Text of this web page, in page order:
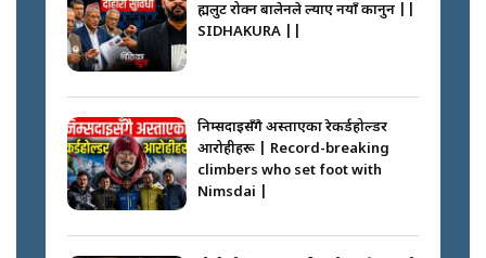
ब्रह्मलुट रोक्न बालेनले ल्याए नयाँ कानुन ||
SIDHAKURA ||
निम्सदाइसँगै अस्ताएका रेकर्डहोल्डर
आरोहीहरू | Record-breaking
climbers who set foot with
Nimsdai |